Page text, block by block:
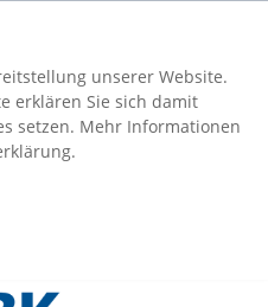
unserer Website.
erklären Sie sich damit
setzen. Mehr Informationen